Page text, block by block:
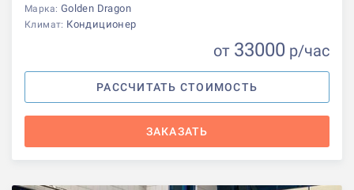
Марка: Golden Dragon
Климат: Кондиционер
от 33000 р/час
РАССЧИТАТЬ СТОИМОСТЬ
ЗАКАЗАТЬ